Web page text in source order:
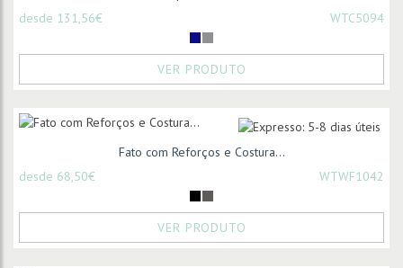
desde 131,56€
WTC5094
VER PRODUTO
Fato com Reforços e Costura...
desde 68,50€
WTWF1042
VER PRODUTO